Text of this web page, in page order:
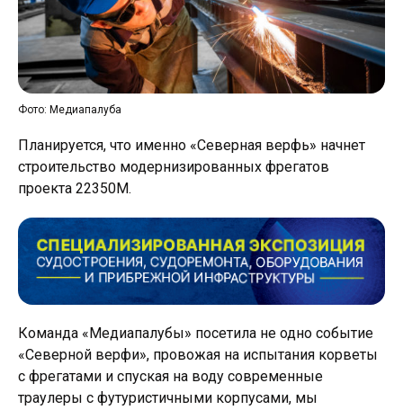
Фото: Медиапалуба
Планируется, что именно «Северная верфь» начнет
строительство модернизированных фрегатов
проекта 22350М.
Команда «Медиапалубы» посетила не одно событие
«Северной верфи», провожая на испытания корветы
с фрегатами и спуская на воду современные
траулеры с футуристичными корпусами, мы